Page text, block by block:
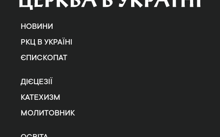
НОВИНИ
РКЦ В УКРАЇНІ
ЄПИСКОПАТ
ДІЄЦЕЗІЇ
КАТЕХИЗМ
МОЛИТОВНИК